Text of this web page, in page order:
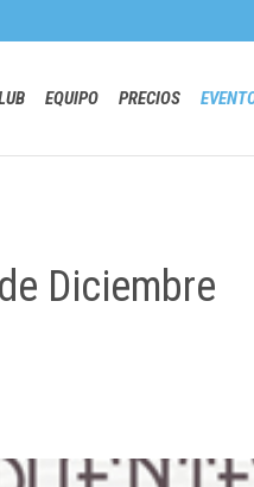
EQUIPO PRECIOS
Diciembre